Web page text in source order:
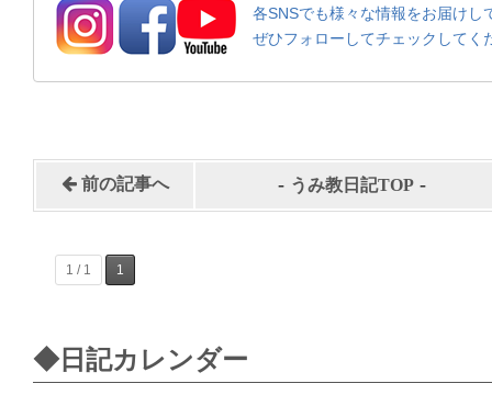
各SNSでも様々な情報をお届けし
ぜひフォローしてチェックしてく
前の記事へ - うみ教日記TOP -
1 / 1 1
◆日記カレンダー